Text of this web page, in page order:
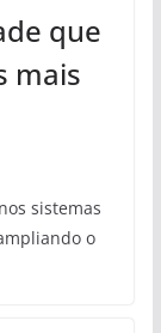
que
mais
sistemas
o